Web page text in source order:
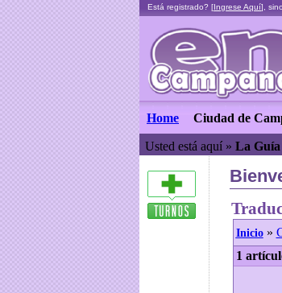
Está registrado? [Ingrese Aquí],
Home Ciudad de
Usted está aquí » La Guía
Inicio»
1